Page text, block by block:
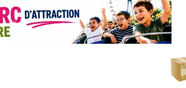
demander une bénédiction
rejoindre sur WhatsApp
de faire un don pour Sauvez la jambe de Yohan